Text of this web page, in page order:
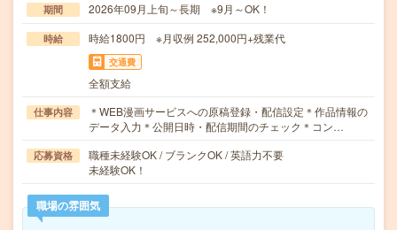
期間 2026年09月上旬～長期 ※9月～OK！
時給 時給1800円 ※月収例 252,000円+残業代
交通費
全額支給
仕事内容
＊WEB漫画サービスへの原稿登録・配信設定＊作品情報の
データ入力＊公開日時・配信期間のチェック＊コン…
応募資格
職種未経験OK / ブランクOK / 英語力不要
未経験OK！
職場の雰囲気